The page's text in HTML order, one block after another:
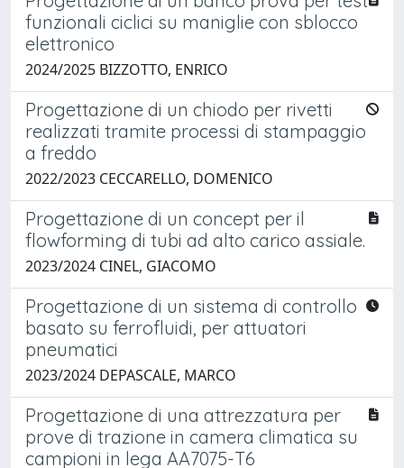
funzionali ciclici su maniglie con sblocco
elettronico
2024/2025 BIZZOTTO, ENRICO
Progettazione di un chiodo per rivetti
realizzati tramite processi di stampaggio
a freddo
2022/2023 CECCARELLO, DOMENICO
Progettazione di un concept per il
flowforming di tubi ad alto carico assiale.
2023/2024 CINEL, GIACOMO
Progettazione di un sistema di controllo
basato su ferrofluidi, per attuatori
pneumatici
2023/2024 DEPASCALE, MARCO
Progettazione di una attrezzatura per
prove di trazione in camera climatica su
campioni in lega AA7075-T6